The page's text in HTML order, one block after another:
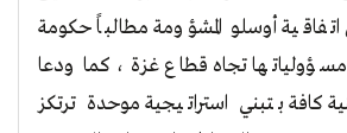
اتفاقية أوسلو المشؤومة مطالباً حكومة
تجاه قطاع غزة، كما ودعا
كافة بتبني استراتيجية موحدة ترتكز